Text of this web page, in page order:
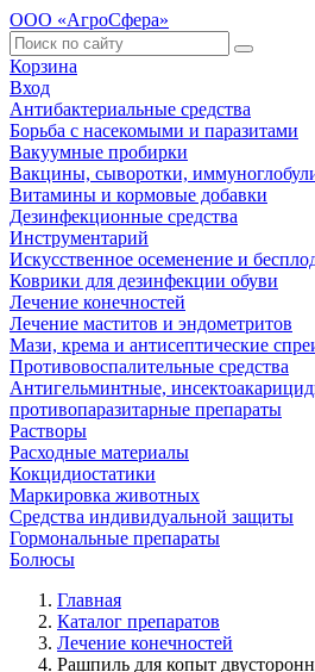
ООО «АгроСфера»
Корзина
Вход
Антибактериальные средства
Борьба с насекомыми и паразитами
Вакуумные пробирки
Вакцины, сыворотки,
Витамины и кормовые добавки
Дезинфекционные средства
Инструментарий
Искусственное осеменение и
Коврики для дезинфекции обуви
Лечение конечностей
Лечение маститов и эндометритов
Мази, крема и антисептические
Противовоспалительные средства
Антигельминтные,
противопаразитарные препараты
Растворы
Расходные материалы
Кокцидиостатики
Маркировка животных
Средства индивидуальной защиты
Гормональные препараты
Болюсы
Главная
Каталог препаратов
Лечение конечностей
Рашпиль для копыт